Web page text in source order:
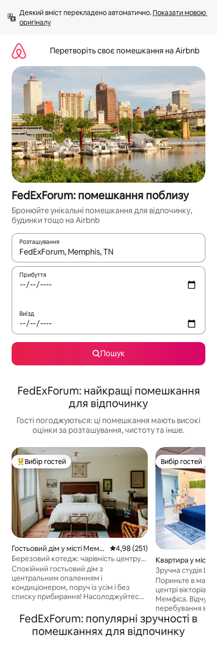
вмісту
Деякий вміст перекладено автоматично. Показати мовою
оригіналу
Перетворіть своє помешкання на Airbnb
FedExForum: помешкання поблизу
Бронюйте унікальні помешкання для відпочинку,
будинки тощо на Airbnb
Розташування
Отримавши результати пошуку, використовуйте для
Прибуття
Виїзд
Пошук
FedExForum: найкращі помешкання
для відпочинку
Гості погоджуються: ці помешкання мають високі
оцінки за розташування, чистоту та інше.
Топ вибір гостей
Вибір гостей
Гостьовий дім у місті Мемфі
с
Середня оцінка: 4,98 з 5,
4,98 (251)
Березовий котедж: чарівність центру
міста та паркування на проїзді
Спокійний гостьовий дім з
центральним опаленням і
кондиціонером, поруч із усім і без
списку прибирання! Насолоджуйтеся
безкоштовними закусками в нашому
комфортабельному помешканні,
повному вінтажних меблів і книг. Наш
Вибір гостей
Вибір гостей
Квартира у місті
Зручна студія
БЕЗКОШТОВНА
Пориньте в
центрі
Мемфіса.
перебування в
відремонтованій
перед
FedExForum: популярні зручності в
помешканнях для відпочинку